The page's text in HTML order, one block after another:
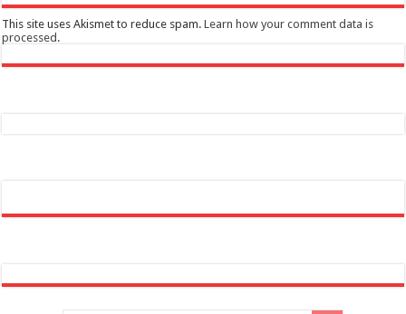
This site uses Akismet to reduce spam.Learn how your comment data is
processed .